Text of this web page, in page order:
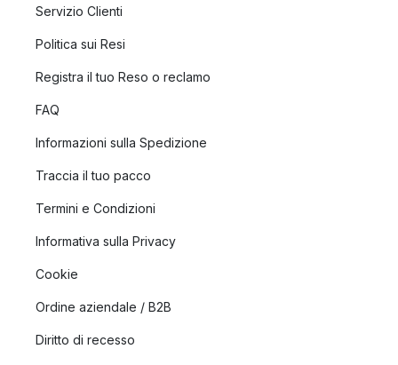
Servizio Clienti
Politica sui Resi
Registra il tuo Reso o reclamo
FAQ
Informazioni sulla Spedizione
Traccia il tuo pacco
Termini e Condizioni
Informativa sulla Privacy
Cookie
Ordine aziendale / B2B
Diritto di recesso